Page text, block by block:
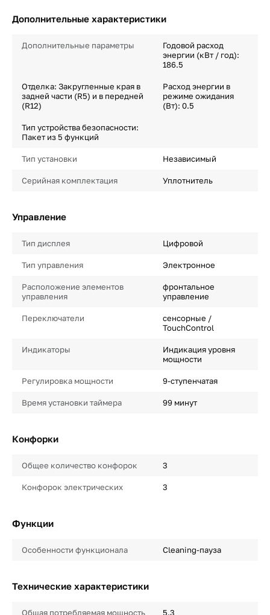
Дополнительные характеристики
Дополнительные параметры
Годовой расход
энергии (кВт / год):
186.5
Отделка: Закругленные края в
задней части (R5) и в передней
(R12)
Расход энергии в
режиме ожидания
(Вт): 0.5
Тип устройства безопасности:
Пакет из 5 функций
Тип установки Независимый
Серийная комплектация Уплотнитель
Управление
Тип дисплея Цифровой
Тип управления Электронное
Расположение элементов
управления
фронтальное
управление
Переключатели
сенсорные /
TouchControl
Индикаторы
Индикация уровня
мощности
Регулировка мощности 9-ступенчатая
Время установки таймера 99 минут
Конфорки
Общее количество конфорок 3
Конфорок электрических 3
Функции
Особенности функционала Cleaning-пауза
Технические характеристики
Общая потребляемая мощность
5.3